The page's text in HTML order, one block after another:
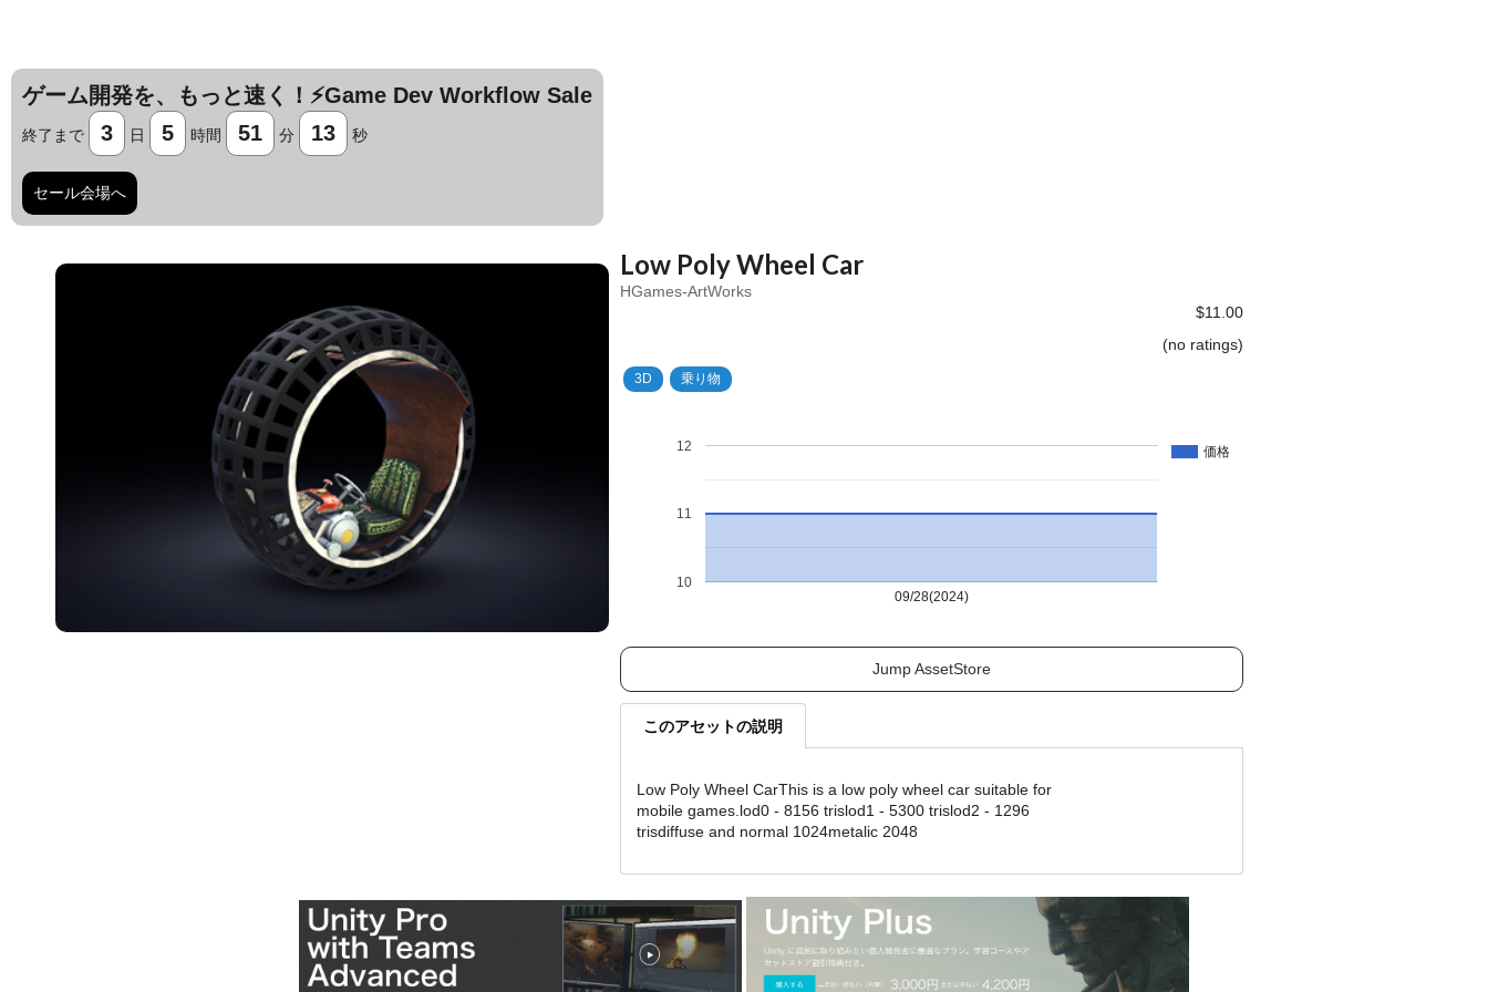
ゲーム開発を、もっと速く！⚡️Game Dev Workflow Sale
終了まで 3 日 5 時間 51 分 12 秒
セール会場へ
Low Poly Wheel Car
HGames-ArtWorks
$11.00
(no ratings)
3D 乗り物
価格
09/28(2024)
10
11
12
Jump AssetStore
このアセットの説明
Low Poly Wheel CarThis is a low poly wheel car suitable for
mobile games.lod0 - 8156 trislod1 - 5300 trislod2 - 1296
trisdiffuse and normal 1024metalic 2048